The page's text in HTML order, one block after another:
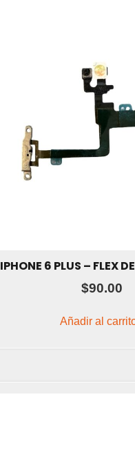
IPHONE 6 PLUS – FLEX
$90.00
Añadir al